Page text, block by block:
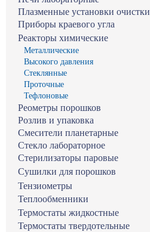
Плазменные установки очистки
Приборы краевого угла
Реакторы химические
Металлические
Высокого давления
Стеклянные
Проточные
Тефлоновые
Реометры порошков
Розлив и упаковка
Смесители планетарные
Стекло лабораторное
Стерилизаторы паровые
Сушилки для порошков
Тензиометры
Теплообменники
Термостаты жидкостные
Термостаты твердотельные